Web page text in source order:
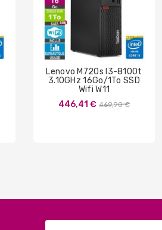
Lenovo M720s I3-8100t
3.10GHz 16Go/1To SSD
Wifi W11
446,41 € Prix
469,90 €